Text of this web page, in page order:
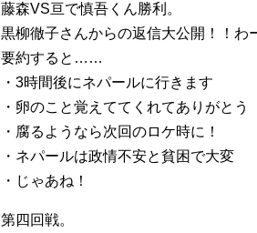
藤森VS亘で慎吾くん勝利。
黒柳徹子さんからの返信大公開！！わ
要約すると……
・3時間後にネパールに行きます
・卵のこと覚えててくれてありがとう
・腐るようなら次回のロケ時に！
・ネパールは政情不安と貧困で大変
・じゃあね！
第四回戦。